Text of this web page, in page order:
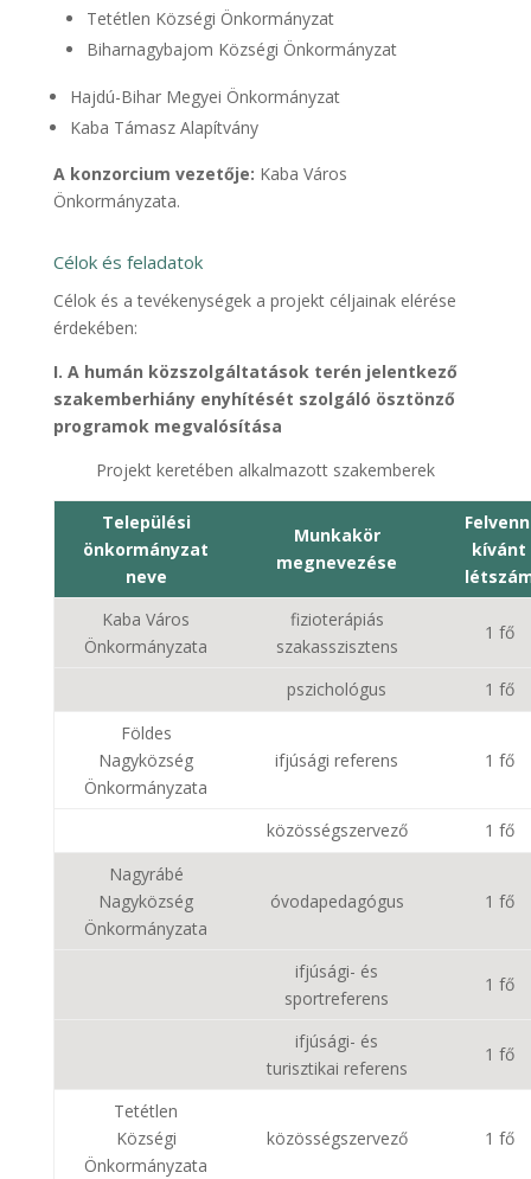
Tetétlen Községi Önkormányzat
Biharnagybajom Községi Önkormányzat
Hajdú-Bihar Megyei Önkormányzat
Kaba Támasz Alapítvány
A konzorcium vezetője: Kaba Város
Önkormányzata.
Célok és feladatok
Célok és a tevékenységek a projekt céljainak elérése
érdekében:
I. A humán közszolgáltatások terén jelentkező
szakemberhiány enyhítését szolgáló ösztönző
programok megvalósítása
Projekt keretében alkalmazott szakemberek
Települési
önkormányzat
neve
Munkakör
megnevezése
kívánt
Kaba Város
Önkormányzata
fizioterápiás
szakasszisztens
1 fő
pszichológus
1 fő
Földes
Nagyközség
Önkormányzata
ifjúsági referens 1 fő
közösségszervező
1 fő
Nagyrábé
Nagyközség
Önkormányzata
óvodapedagógus 1 fő
ifjúsági- és
sportreferens
1 fő
ifjúsági- és
turisztikai referens
1 fő
Tetétlen
Községi
Önkormányzata
közösségszervező 1 fő